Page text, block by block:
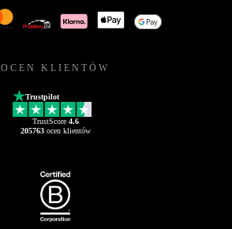
OCEN KLIENTÓW
Trustpilot
TrustScore 4.6
205763ocen klientów